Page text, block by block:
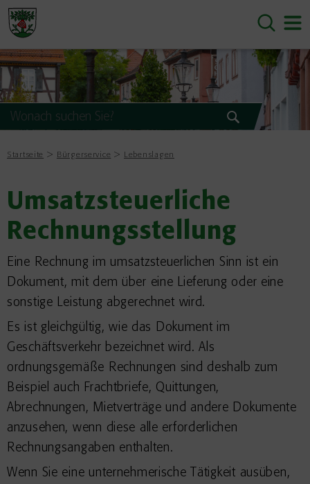
Startseite Bürgerservice Lebenslagen
Umsatzsteuerliche
Rechnungsstellung
Eine Rechnung im umsatzsteuerlichen Sinn ist ein
Dokument, mit dem über eine Lieferung oder eine
sonstige Leistung abgerechnet wird.
Es ist gleichgültig, wie das Dokument im
Geschäftsverkehr bezeichnet wird. Als
ordnungsgemäße Rechnungen sind deshalb zum
Beispiel auch Frachtbriefe, Quittungen,
Abrechnungen, Mietverträge und andere Dokumente
anzusehen, wenn diese alle erforderlichen
Rechnungsangaben enthalten.
Wenn Sie eine unternehmerische Tätigkeit ausüben,